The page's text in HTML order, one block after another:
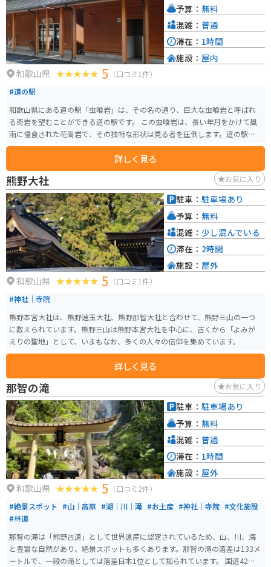
されています。目の前に、道の駅虫喰岩があり、そこにバイクを止めて散策
をするのもオススメです。
和歌山県 5 （口コミ1件）
#道の駅
和歌山県にある道の駅「虫喰岩」は、その名の通り、巨大な虫喰岩と呼ばれ
る奇岩を望むことができる道の駅です。 この虫喰岩は、長い年月をかけて風
雨に侵食された花崗岩で、その独特な形状は見る者を圧倒します。道の駅に
は、この虫喰岩の成り立ちや周辺の自然について学べる展示コーナーもあり
工品などが販売されています。バイクで訪れた際には、駐車場から虫喰岩を
眺めながら休憩したり、地元グルメを楽しんだりするのがおすすめです。 周
辺には、温泉施設やキャンプ場などもあり、自然豊かな環境の中でゆっくり
と過ごすことができます。
詳しく見る
予算： 無料
混雑： 普通
滞在： 1時間
施設： 屋内
熊野大社 お気に入り
和歌山県 5 （口コミ1件）
#神社｜寺院
熊野本宮大社は、熊野速玉大社、熊野那智大社と合わせて、熊野三山の一つ
に数えられています。熊野三山は熊野本宮大社を中心に、古くから「よみが
えりの聖地」として、いまもなお、多くの人々の信仰を集めています。
詳しく見る
駐車： 駐車場あり
予算： 無料
混雑： 少し混んでいる
滞在： 2時間
施設： 屋外
那智の滝 お気に入り
和歌山県 5 （口コミ2件）
#絶景スポット #山｜高原 #湖｜川｜滝 #お土産 #神社｜寺院 #文化施設
#林道
那智の滝は「熊野古道」として世界遺産に認定されているため、山、川、海
と豊富な自然があり、絶景スポットも多くあります。那智の滝の落差は133メ
ートルで、一段の滝としては落差日本1位として知られています。 国道42号
駐車： 駐車場あり
予算： 無料
混雑： 普通
滞在： 1時間
施設： 屋外